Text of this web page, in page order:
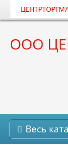
ООО
Весь